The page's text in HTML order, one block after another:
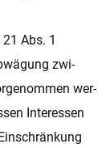
Abs. 1
zwi­
wer­
In­ter­es­sen